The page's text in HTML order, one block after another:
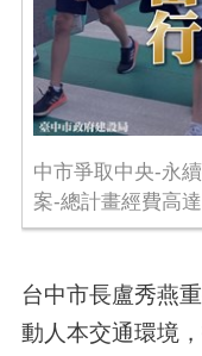
中市爭取中央-永
案-總計畫經費高
台中市長盧秀燕
動人本交通環境